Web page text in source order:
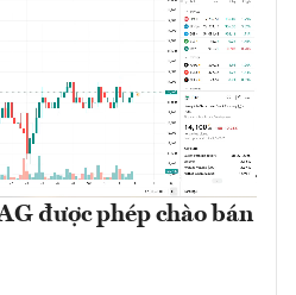
được phép chào bán